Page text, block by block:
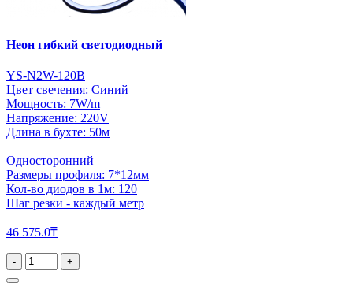
Неон гибкий светодиодный
YS-N2W-120B
Цвет свечения: Синий
Мощность: 7W/m
Напряжение: 220V
Длина в бухте: 50м
Односторонний
Размеры профиля: 7*12мм
Кол-во диодов в 1м: 120
Шаг резки - каждый метр
46 575.0₸
- +